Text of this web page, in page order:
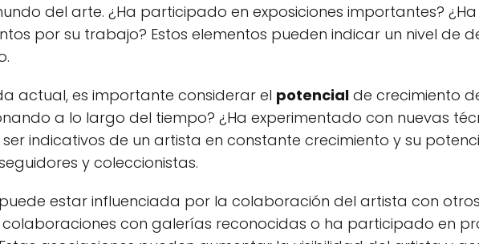
del arte. ¿Ha participado en exposiciones importantes?
por su trabajo? Estos elementos pueden indicar un nivel de
actual, es importante considerar el potencial de crecimiento
a lo largo del tiempo? ¿Ha experimentado con nuevas
indicativos de un artista en constante crecimiento y su
y coleccionistas.
estar influenciada por la colaboración del artista con
con galerías reconocidas o ha participado en